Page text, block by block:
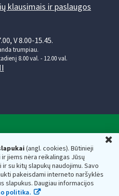
(angl. cookies). Būtinieji
jiems nėra reikalingas Jūsų
su kitų slapukų naudojimu. Savo
pakeisdami interneto naršyklės
slapukus. Daugiau informacijos
politika.
klausimais ir paslaugos
V 8.00-15.45.
trumpiau.
8.00 val. - 12.00 val.
kodas — 188659752,
Vilnius, Lietuva, el.paštas:
adresas 188659752
inspekciją prie Lietuvos